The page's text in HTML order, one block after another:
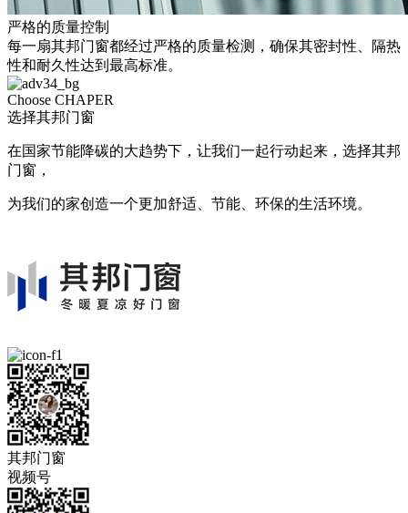
严格的质量控制
每一扇其邦门窗都经过严格的质量检测，确保其密封性、隔热
性和耐久性达到最高标准。
Choose CHAPER
选择其邦门窗
在国家节能降碳的大趋势下，让我们一起行动起来，选择其邦
门窗，
为我们的家创造一个更加舒适、节能、环保的生活环境。
其邦门窗
视频号